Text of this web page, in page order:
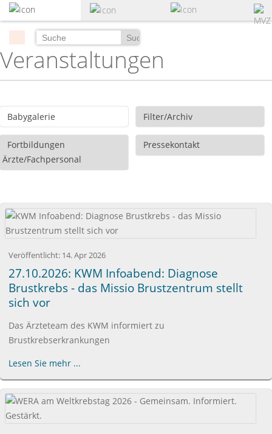
zum
Hauptinhalt
Suchen
Veranstaltungen
Babygalerie Filter/Archiv
Fortbildungen
Ärzte/Fachpersonal
Pressekontakt
Veröffentlicht: 14. Apr 2026
27.10.2026: KWM Infoabend: Diagnose
Brustkrebs - das Missio Brustzentrum stellt
sich vor
Das Ärzteteam des KWM informiert zu
Brustkrebserkrankungen
Lesen Sie mehr ...